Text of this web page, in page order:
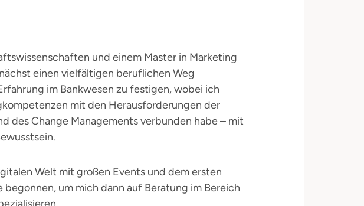
und einem Master in Marketing
einen vielfältigen beruflichen Weg
im Bankwesen zu festigen, wobei ich
mit den Herausforderungen der
des Change Managements verbunden habe – mit
Welt mit großen Events und dem ersten
um mich dann auf Beratung im Bereich